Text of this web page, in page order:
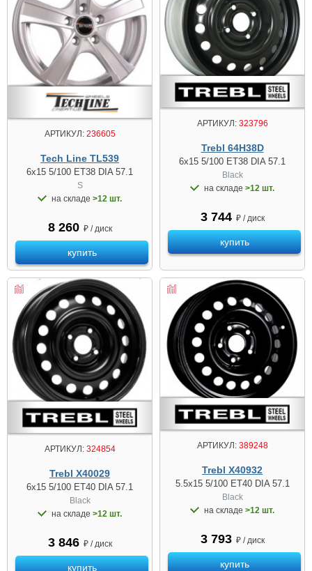
АРТИКУЛ:236605
Tech Line TL539
6x15 5/100 ET38 DIA 57.1
S
на складе >12 шт.
8 260 ₽ / диск
купить
АРТИКУЛ:323796
Trebl 64H38D
6x15 5/100 ET38 DIA 57.1
Black
на складе >12 шт.
3 744 ₽ / диск
купить
АРТИКУЛ:324854
Trebl X40029
6x15 5/100 ET40 DIA 57.1
Black
на складе >12 шт.
3 846 ₽ / диск
купить
АРТИКУЛ:389248
Trebl X40932
5.5x15 5/100 ET40 DIA 57.1
Black
на складе >12 шт.
3 793 ₽ / диск
купить